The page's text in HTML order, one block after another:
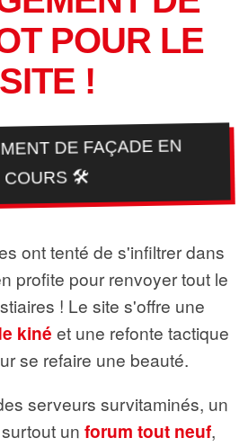
POUR LE
SITE !
DE FAÇADE EN
COURS 🛠️
ont tenté de s'infiltrer dans
profite pour renvoyer tout le
! Le site s'offre une
kiné et une refonte tactique
se refaire une beauté.
serveurs survitaminés, un
un forum tout neuf,